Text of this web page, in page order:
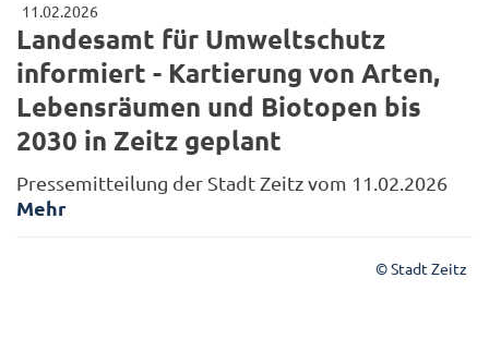
11.02.2026
Landesamt für Umweltschutz
informiert - Kartierung von Arten,
Lebensräumen und Biotopen bis
2030 in Zeitz geplant
Pressemitteilung der Stadt Zeitz vom 11.02.2026
Mehr
© Stadt Zeitz